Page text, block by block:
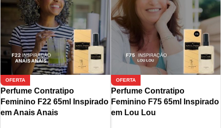
OFERTA
Perfume Contratipo
Feminino F22 65ml Inspirado
em Anais Anais
OFERTA
Perfume Contratipo
Feminino F75 65ml Inspirado
em Lou Lou